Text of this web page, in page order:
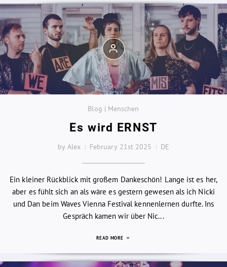
Blog | Menschen
Es wird ERNST
by Alex February 21st 2025 DE
Ein kleiner Rückblick mit großem Dankeschön! Lange ist es her,
aber es fühlt sich an als wäre es gestern gewesen als ich Nicki
und Dan beim Waves Vienna Festival kennenlernen durfte. Ins
Gespräch kamen wir über Nic...
READ MORE